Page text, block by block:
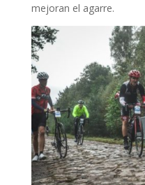
mejoran el agarre.